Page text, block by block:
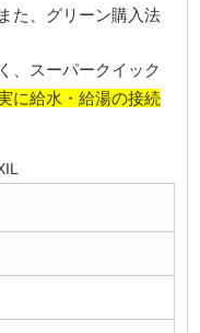
た、グリーン購入法
、スーパークイック
に給水・給湯の接続